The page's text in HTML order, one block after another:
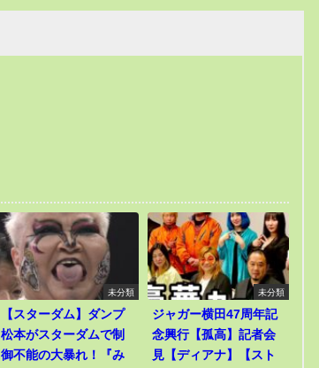
未分類
【スターダム】ダンプ
松本がスターダムで制
御不能の大暴れ！『み
未分類
ジャガー横田47周年記
念興行【孤高】記者会
見【ディアナ】【スト